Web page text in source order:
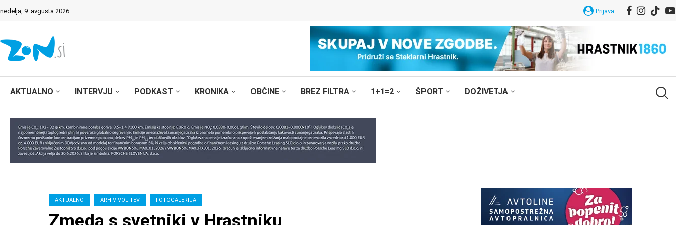
nedelja, 9. avgusta 2026 Prijava
AKTUALNO INTERVJU PODKAST KRONIKA OBČINE BREZ FILTRA 1+1=2 ŠPORT DOŽIVETJA
AKTUALNO ARHIV VOLITEV FOTOGALERIJA